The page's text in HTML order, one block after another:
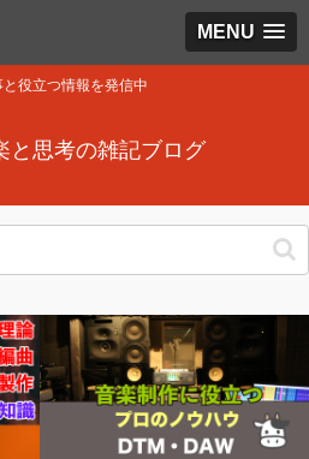
MENU
役立つ情報を発信中
と思考の雑記ブログ